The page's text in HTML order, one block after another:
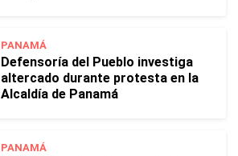
PANAMÁ
Defensoría del Pueblo investiga
altercado durante protesta en la
Alcaldía de Panamá
PANAMÁ